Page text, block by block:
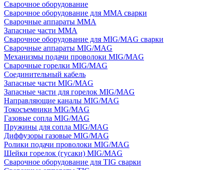
Сварочное оборудование
Сварочное оборудование для MMA сварки
Сварочные аппараты MMA
Запасные части MMA
Сварочное оборудование для MIG/MAG сварки
Сварочные аппараты MIG/MAG
Механизмы подачи проволоки MIG/MAG
Сварочные горелки MIG/MAG
Соединительный кабель
Запасные части MIG/MAG
Запасные части для горелок MIG/MAG
Направляющие каналы MIG/MAG
Токосъемники MIG/MAG
Газовые сопла MIG/MAG
Пружины для сопла MIG/MAG
Диффузоры газовые MIG/MAG
Ролики подачи проволоки MIG/MAG
Шейки горелок (гусаки) MIG/MAG
Сварочное оборудование для TIG сварки